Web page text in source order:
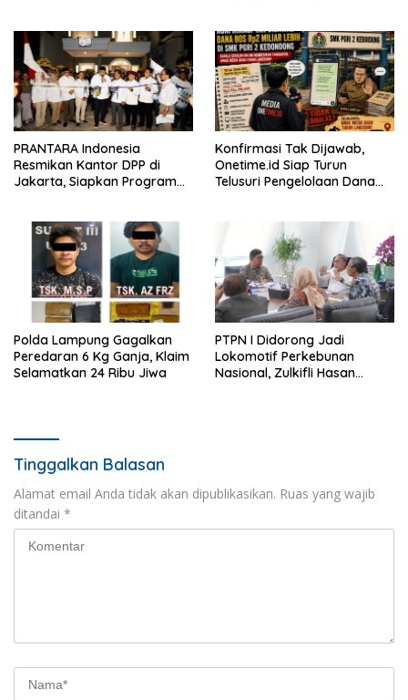
PRANTARA Indonesia
Resmikan Kantor DPP di
Jakarta, Siapkan Program
Konfirmasi Tak Dijawab,
Onetime.id Siap Turun
Telusuri Pengelolaan Dana
Polda Lampung Gagalkan
Peredaran 6 Kg Ganja, Klaim
Selamatkan 24 Ribu Jiwa
PTPN I Didorong Jadi
Lokomotif Perkebunan
Nasional, Zulkifli Hasan
Tinggalkan Balasan
Alamat email Anda tidak akan dipublikasikan. Ruas yang wajib
ditandai *